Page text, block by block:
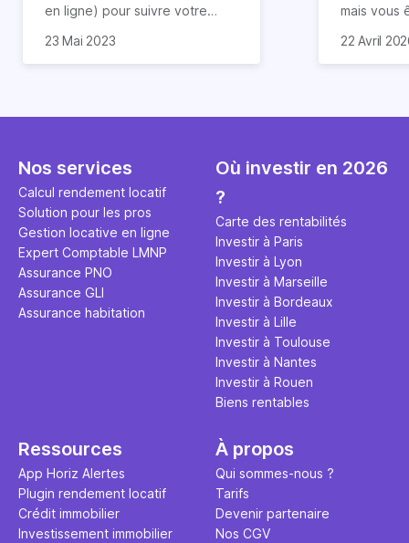
en ligne) pour suivre votre
réel. Il vous permet de
bord complet de votre
patrimoine incluant tous vos
placements financiers
(immobilier, bourse, PEA, livrets
d'épargne, assurances-vies,
comptes titres,
monnaies, art, bijoux, etc). Peu
importe votre banque ou votre
obtenez en un coup d'oeil une
patrimoine et de son évolution
23 Mai 2023
mais vous
placement
essayer
22 Avril
Nos services
Calcul rendement locatif
Solution pour les pros
Gestion locative en ligne
Expert Comptable LMNP
Assurance PNO
Assurance GLI
Assurance habitation
Où investir en 2026
?
Carte des rentabilités
Investir à Paris
Investir à Lyon
Investir à Marseille
Investir à Bordeaux
Investir à Lille
Investir à Toulouse
Investir à Nantes
Investir à Rouen
Biens rentables
Ressources
App Horiz Alertes
Plugin rendement locatif
Crédit immobilier
Investissement immobilier
À propos
Qui sommes-nous ?
Tarifs
Devenir partenaire
Nos CGV